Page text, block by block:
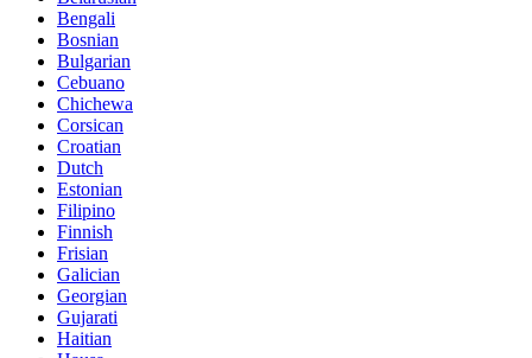
Bengali
Bosnian
Bulgarian
Cebuano
Chichewa
Corsican
Croatian
Dutch
Estonian
Filipino
Finnish
Frisian
Galician
Georgian
Gujarati
Haitian